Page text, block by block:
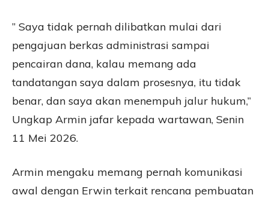
” Saya tidak pernah dilibatkan mulai dari
pengajuan berkas administrasi sampai
pencairan dana, kalau memang ada
tandatangan saya dalam prosesnya, itu tidak
benar, dan saya akan menempuh jalur hukum,”
Ungkap Armin jafar kepada wartawan, Senin
11 Mei 2026.
Armin mengaku memang pernah komunikasi
awal dengan Erwin terkait rencana pembuatan